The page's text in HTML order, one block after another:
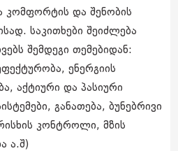
და შენობის
საკითხები შეიძლება
შემდეგი თემებიდან:
ენერგიის
აქტიური და პასიური
განათება, ბუნებრივი
კონტროლი, მზის
ა.შ)